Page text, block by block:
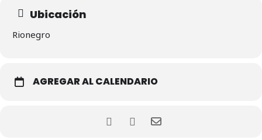
Ubicación
Rionegro
AGREGAR AL CALENDARIO